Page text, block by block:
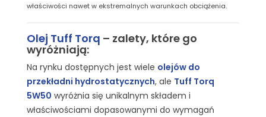
właściwości nawet w ekstremalnych warunkach obciążenia.
Olej Tuff Torq – zalety, które go
wyróżniają:
Na rynku dostępnych jest wiele olejów do
przekładni hydrostatycznych, ale Tuff Torq
5W50 wyróżnia się unikalnym składem i
właściwościami dopasowanymi do wymagań